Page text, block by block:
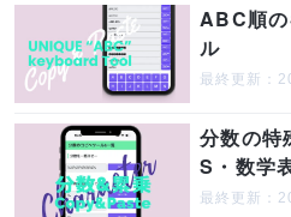
ABC順
ル
最終更新：
分数の特
S・数学
最終更新：